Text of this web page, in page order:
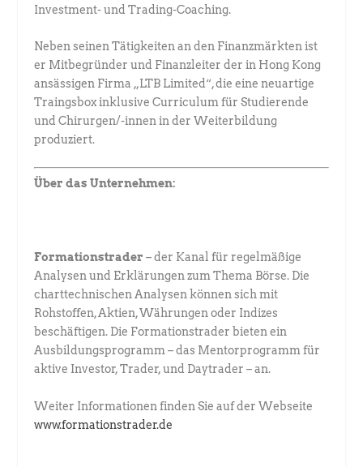
Investment- und ­Trading-Coaching.
Neben seinen Tätigkeiten an den Finanzmärkten ist
er Mitbegründer und Finanzleiter der in Hong Kong
ansässigen Firma „LTB Limited“, die eine neuartige
Traingsbox inklusive Curriculum für Studierende
und Chirurgen/-innen in der Weiterbildung
produziert.
Über das Unternehmen:
Formationstrader– der Kanal für regelmäßige
Analysen und Erklärungen zum Thema Börse. Die
charttechnischen Analysen können sich mit
Rohstoffen, Aktien, Währungen oder Indizes
beschäftigen. Die Formationstrader bieten ein
Ausbildungsprogramm – das Mentorprogramm für
aktive Investor, Trader, und Daytrader – an.
Weiter Informationen finden Sie auf der Webseite
www.formationstrader.de